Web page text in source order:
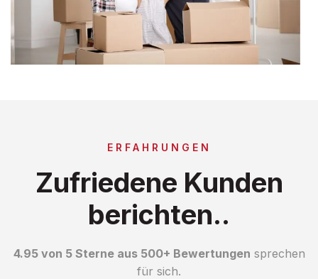
ERFAHRUNGEN
Zufriedene Kunden
berichten..
4.95 von 5 Sterne aus 500+ Bewertungen sprechen
für sich.